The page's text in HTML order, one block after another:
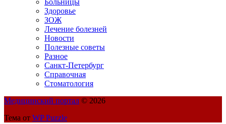
Здоровье
ЗОЖ
Лечение болезней
Новости
Полезные советы
Разное
Санкт-Петербург
Справочная
Стоматология
Медицинский портал © 2026
Тема от WP Puzzle